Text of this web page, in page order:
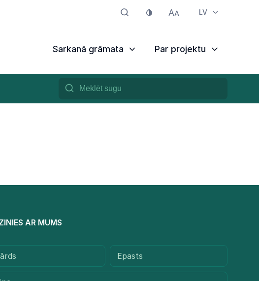
LV
Sarkanā grāmata Par projektu
AR MUMS